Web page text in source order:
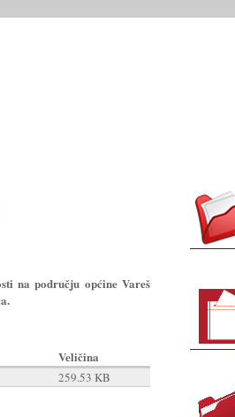
na području općine Vareš
Veličina
259.53 KB